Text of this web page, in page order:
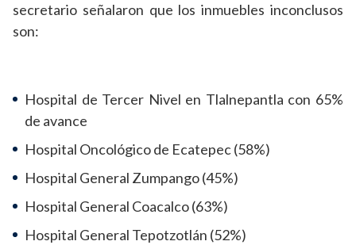
secretario señalaron que los inmuebles inconclusos
son:
Hospital de Tercer Nivel en Tlalnepantla con 65%
de avance
Hospital Oncológico de Ecatepec (58%)
Hospital General Zumpango (45%)
Hospital General Coacalco (63%)
Hospital General Tepotzotlán (52%)